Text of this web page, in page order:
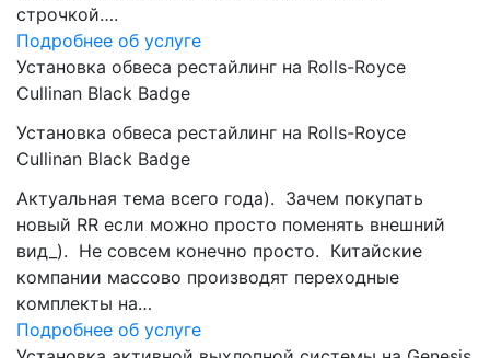
строчкой….
Подробнее об услуге
Установка обвеса рестайлинг на Rolls-Royce
Cullinan Black Badge
Установка обвеса рестайлинг на Rolls-Royce
Cullinan Black Badge
Актуальная тема всего года). Зачем покупать
новый RR если можно просто поменять внешний
вид_). Не совсем конечно просто. Китайские
компании массово производят переходные
комплекты на…
Подробнее об услуге